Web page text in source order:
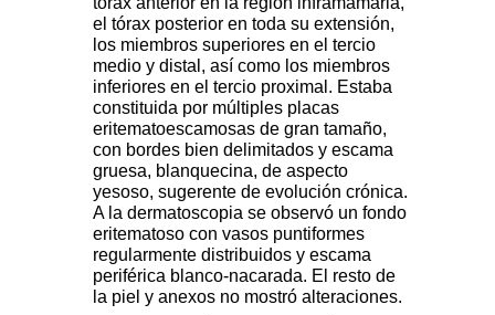
el tórax posterior en toda su extensión,
los miembros superiores en el tercio
medio y distal, así como los miembros
inferiores en el tercio proximal. Estaba
constituida por múltiples placas
eritematoescamosas de gran tamaño,
con bordes bien delimitados y escama
gruesa, blanquecina, de aspecto
yesoso, sugerente de evolución crónica.
A la dermatoscopia se observó un fondo
eritematoso con vasos puntiformes
regularmente distribuidos y escama
periférica blanco-nacarada. El resto de
la piel y anexos no mostró alteraciones.